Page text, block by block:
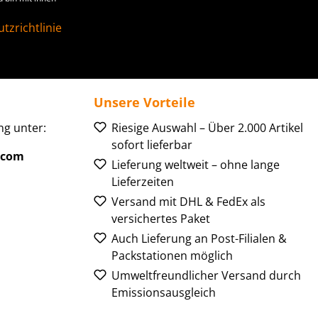
unter:
Unsere Vorteile
Riesige Auswahl – Über 2.000 Artikel
sofort lieferbar
Lieferung weltweit – ohne lange
Lieferzeiten
Versand mit DHL & FedEx als
versichertes Paket
Auch Lieferung an Post-Filialen &
Packstationen möglich
Umweltfreundlicher Versand durch
Emissionsausgleich